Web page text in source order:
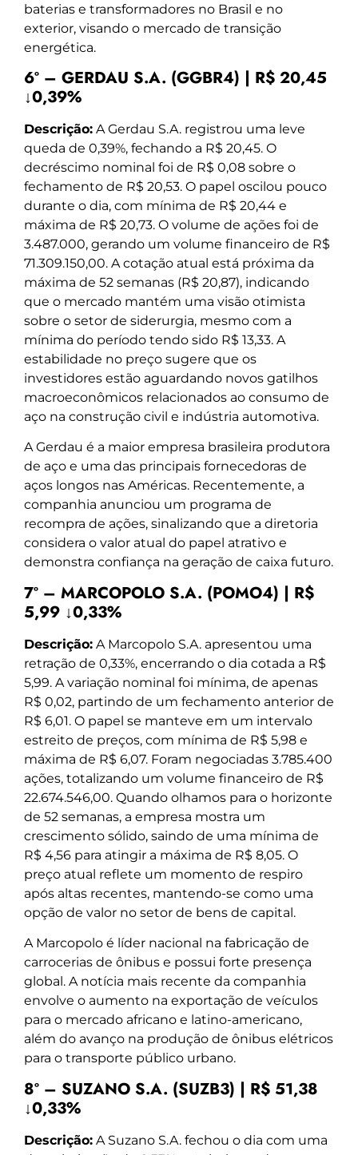
baterias e transformadores no Brasil e no
exterior, visando o mercado de transição
energética.
6º – GERDAU S.A. (GGBR4) | R$ 20,45
↓0,39%
Descrição: A Gerdau S.A. registrou uma leve
queda de 0,39%, fechando a R$ 20,45. O
decréscimo nominal foi de R$ 0,08 sobre o
fechamento de R$ 20,53. O papel oscilou pouco
durante o dia, com mínima de R$ 20,44 e
máxima de R$ 20,73. O volume de ações foi de
3.487.000, gerando um volume financeiro de R$
71.309.150,00. A cotação atual está próxima da
máxima de 52 semanas (R$ 20,87), indicando
que o mercado mantém uma visão otimista
sobre o setor de siderurgia, mesmo com a
mínima do período tendo sido R$ 13,33. A
estabilidade no preço sugere que os
investidores estão aguardando novos gatilhos
macroeconômicos relacionados ao consumo de
aço na construção civil e indústria automotiva.
A Gerdau é a maior empresa brasileira produtora
de aço e uma das principais fornecedoras de
aços longos nas Américas. Recentemente, a
companhia anunciou um programa de
recompra de ações, sinalizando que a diretoria
considera o valor atual do papel atrativo e
demonstra confiança na geração de caixa futuro.
7º – MARCOPOLO S.A. (POMO4) | R$
5,99 ↓0,33%
Descrição: A Marcopolo S.A. apresentou uma
retração de 0,33%, encerrando o dia cotada a R$
5,99. A variação nominal foi mínima, de apenas
R$ 0,02, partindo de um fechamento anterior de
R$ 6,01. O papel se manteve em um intervalo
estreito de preços, com mínima de R$ 5,98 e
máxima de R$ 6,07. Foram negociadas 3.785.400
ações, totalizando um volume financeiro de R$
22.674.546,00. Quando olhamos para o horizonte
de 52 semanas, a empresa mostra um
crescimento sólido, saindo de uma mínima de
R$ 4,56 para atingir a máxima de R$ 8,05. O
preço atual reflete um momento de respiro
após altas recentes, mantendo-se como uma
opção de valor no setor de bens de capital.
A Marcopolo é líder nacional na fabricação de
carrocerias de ônibus e possui forte presença
global. A notícia mais recente da companhia
envolve o aumento na exportação de veículos
para o mercado africano e latino-americano,
além do avanço na produção de ônibus elétricos
para o transporte público urbano.
8º – SUZANO S.A. (SUZB3) | R$ 51,38
↓0,33%
Descrição: A Suzano S.A. fechou o dia com uma